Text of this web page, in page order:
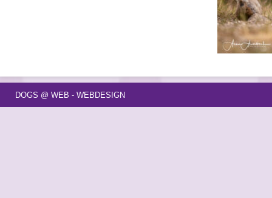
DOGS @ WEB - WEBDESIGN